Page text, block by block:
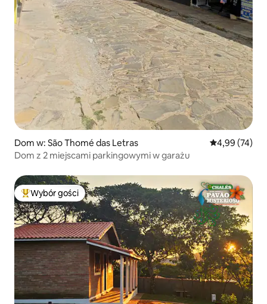
Dom w: São Thomé das Letras Średnia
4,99 (74)
Dom z 2 miejscami parkingowymi w garażu
Najpopularniejsze z kategorii Wybór gości
Wybór gości